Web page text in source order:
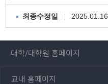
최종수정일 2025.01.16
대학/대학원 홈페이지
교내 홈페이지